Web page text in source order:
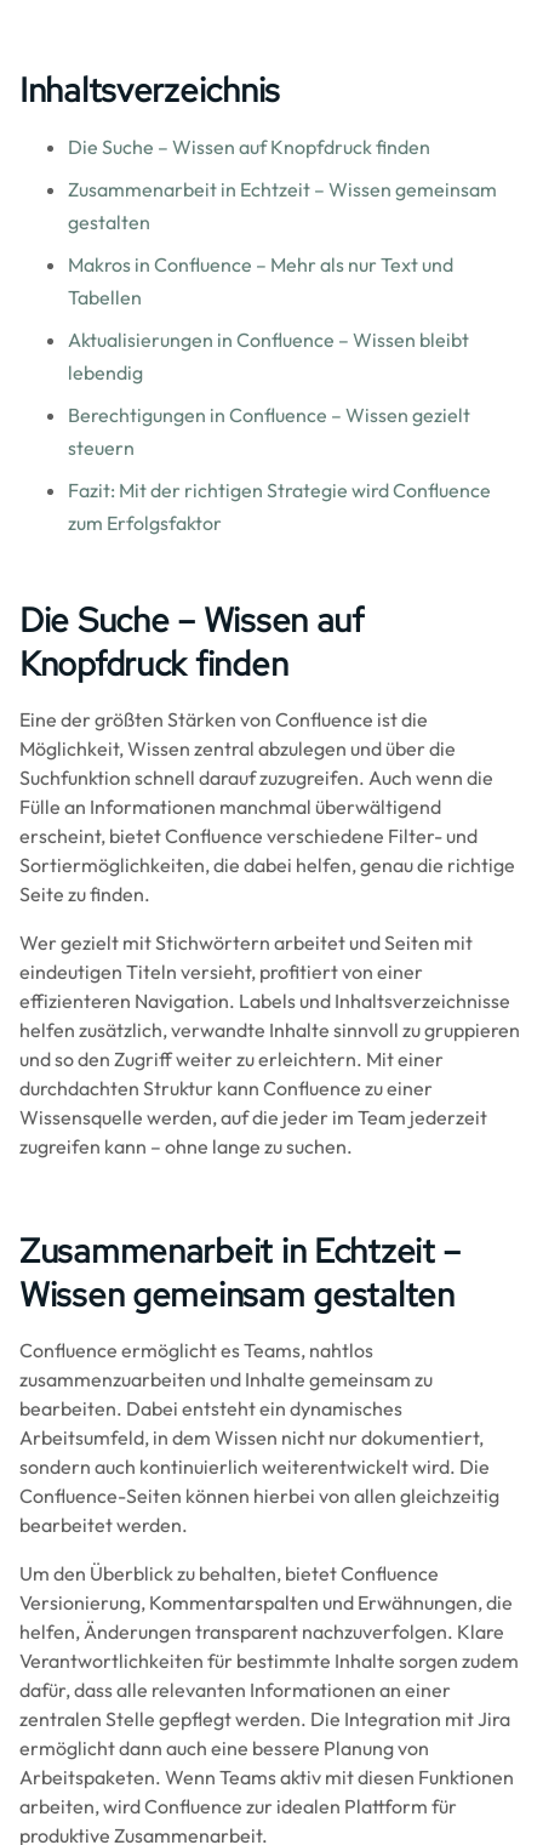
Inhaltsverzeichnis
Die Suche – Wissen auf Knopfdruck finden
Zusammenarbeit in Echtzeit – Wissen gemeinsam
gestalten
Makros in Confluence – Mehr als nur Text und
Tabellen
Aktualisierungen in Confluence – Wissen bleibt
lebendig
Berechtigungen in Confluence – Wissen gezielt
steuern
Fazit: Mit der richtigen Strategie wird Confluence
zum Erfolgsfaktor
Die Suche – Wissen auf
Knopfdruck finden
Eine der größten Stärken von Confluence ist die
Möglichkeit, Wissen zentral abzulegen und über die
Suchfunktion schnell darauf zuzugreifen. Auch wenn die
Fülle an Informationen manchmal überwältigend
erscheint, bietet Confluence verschiedene Filter- und
Sortiermöglichkeiten, die dabei helfen, genau die richtige
Seite zu finden.
Wer gezielt mit Stichwörtern arbeitet und Seiten mit
eindeutigen Titeln versieht, profitiert von einer
effizienteren Navigation. Labels und Inhaltsverzeichnisse
helfen zusätzlich, verwandte Inhalte sinnvoll zu gruppieren
und so den Zugriff weiter zu erleichtern. Mit einer
durchdachten Struktur kann Confluence zu einer
Wissensquelle werden, auf die jeder im Team jederzeit
zugreifen kann – ohne lange zu suchen.
Zusammenarbeit in Echtzeit –
Wissen gemeinsam gestalten
Confluence ermöglicht es Teams, nahtlos
zusammenzuarbeiten und Inhalte gemeinsam zu
bearbeiten. Dabei entsteht ein dynamisches
Arbeitsumfeld, in dem Wissen nicht nur dokumentiert,
sondern auch kontinuierlich weiterentwickelt wird. Die
Confluence-Seiten können hierbei von allen gleichzeitig
bearbeitet werden.
Um den Überblick zu behalten, bietet Confluence
Versionierung, Kommentarspalten und Erwähnungen, die
helfen, Änderungen transparent nachzuverfolgen. Klare
Verantwortlichkeiten für bestimmte Inhalte sorgen zudem
dafür, dass alle relevanten Informationen an einer
zentralen Stelle gepflegt werden. Die Integration mit Jira
ermöglicht dann auch eine bessere Planung von
Arbeitspaketen. Wenn Teams aktiv mit diesen Funktionen
arbeiten, wird Confluence zur idealen Plattform für
produktive Zusammenarbeit.